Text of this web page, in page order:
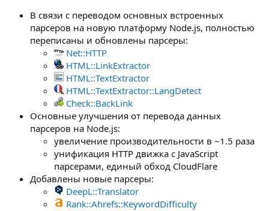
В связи с переводом основных встроенных
парсеров на новую платформу Node.js, полностью
переписаны и обновлены парсеры:
Net::HTTP
HTML::LinkExtractor
HTML::TextExtractor
HTML::TextExtractor::LangDetect
Check::BackLink
Основные улучшения от перевода данных
парсеров на Node.js:
увеличение производительности в ~1.5 раза
унификация HTTP движка с JavaScript
парсерами, единый обход CloudFlare
Добавлены новые парсеры:
DeepL::Translator
Rank::Ahrefs::KeywordDifficulty